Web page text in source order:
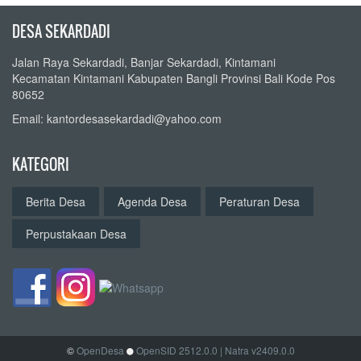
DESA SEKARDADI
Jalan Raya Sekardadi, Banjar Sekardadi, Kintamani
Kecamatan Kintamani Kabupaten Bangli Provinsi Bali Kode Pos
80652
Email: kantordesasekardadi@yahoo.com
KATEGORI
Berita Desa Agenda Desa
Peraturan Desa
Perpustakaan Desa
©OpenDesa OpenSID 2512.0.0 | Natra v2409.0.0